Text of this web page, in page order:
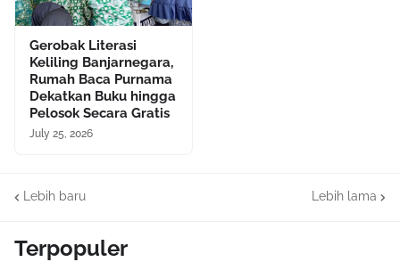
Gerobak Literasi
Keliling Banjarnegara,
Rumah Baca Purnama
Dekatkan Buku hingga
Pelosok Secara Gratis
July 25, 2026
Lebih baru Lebih lama
Terpopuler